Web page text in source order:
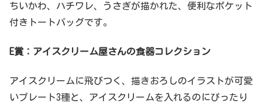
ちいかわ、ハチワレ、うさぎが描かれた、便利なポケット
付きトートバッグです。
E賞：アイスクリーム屋さんの食器コレクション
アイスクリームに飛びつく、描きおろしのイラストが可愛
いプレート3種と、アイスクリームを入れるのにぴったり